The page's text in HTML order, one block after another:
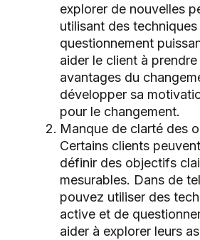
explorer de nouvelles
utilisant des
questionnement
aider le client à
avantages du
développer sa
pour le changement.
Manque de clarté des
Certains clients
définir des objectifs
mesurables. Dans de
pouvez utiliser des
active et de
aider à explorer leurs